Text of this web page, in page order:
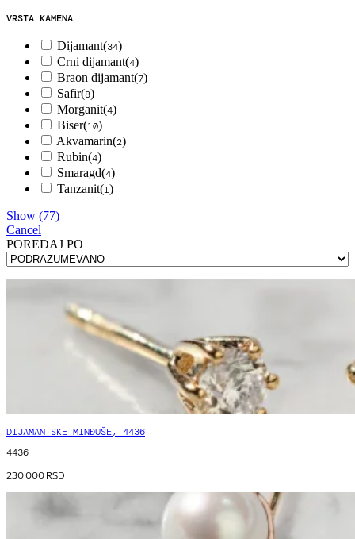
VRSTA KAMENA
Dijamant(34)
Crni dijamant(4)
Braon dijamant(7)
Safir(8)
Morganit(4)
Biser(10)
Akvamarin(2)
Rubin(4)
Smaragd(4)
Tanzanit(1)
Show (77)
Cancel
POREÐAJ PO
DIJAMANTSKE MINĐUŠE, 4436
4436
230 000RSD